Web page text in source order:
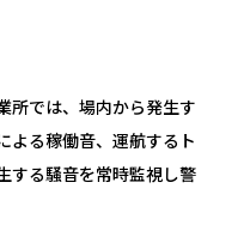
所では、場内から発生す
よる稼働音、運航するト
する騒音を常時監視し警